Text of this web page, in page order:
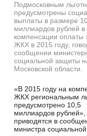
Подмосковным
предусмотрены
выплаты в размере
миллиардов рублей в
компенсации оплаты
ЖКХ в 2015 году,
сообщении
социальной защиты
Московской области.
«В 2015 году на
ЖКХ региональным
предусмотрено 10,5
миллиардов рублей»,
приводятся в
министра